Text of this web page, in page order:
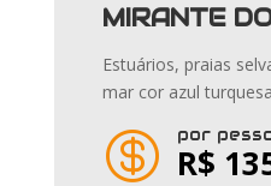
MIRANTE
Estuários, praias
mar cor azul turquesa
 por
R$